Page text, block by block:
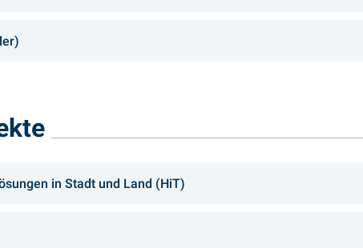
in Stadt und Land (HiT)